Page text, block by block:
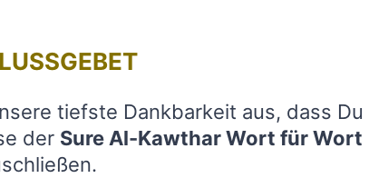
tiefste Dankbarkeit aus, dass Du
der Sure Al-Kawthar Wort für Wort